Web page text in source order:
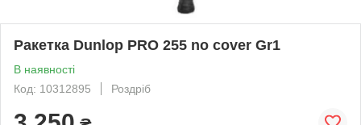
Ракетка Dunlop PRO 255 no cover Gr1
В наявності
Код: 10312895
Роздріб